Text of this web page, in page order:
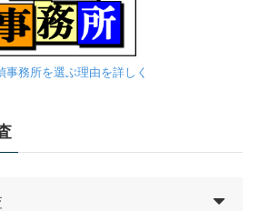
事務所を選ぶ理由を詳しく